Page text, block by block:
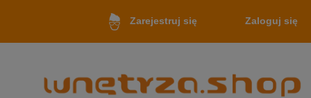
Zarejestruj się Zaloguj się